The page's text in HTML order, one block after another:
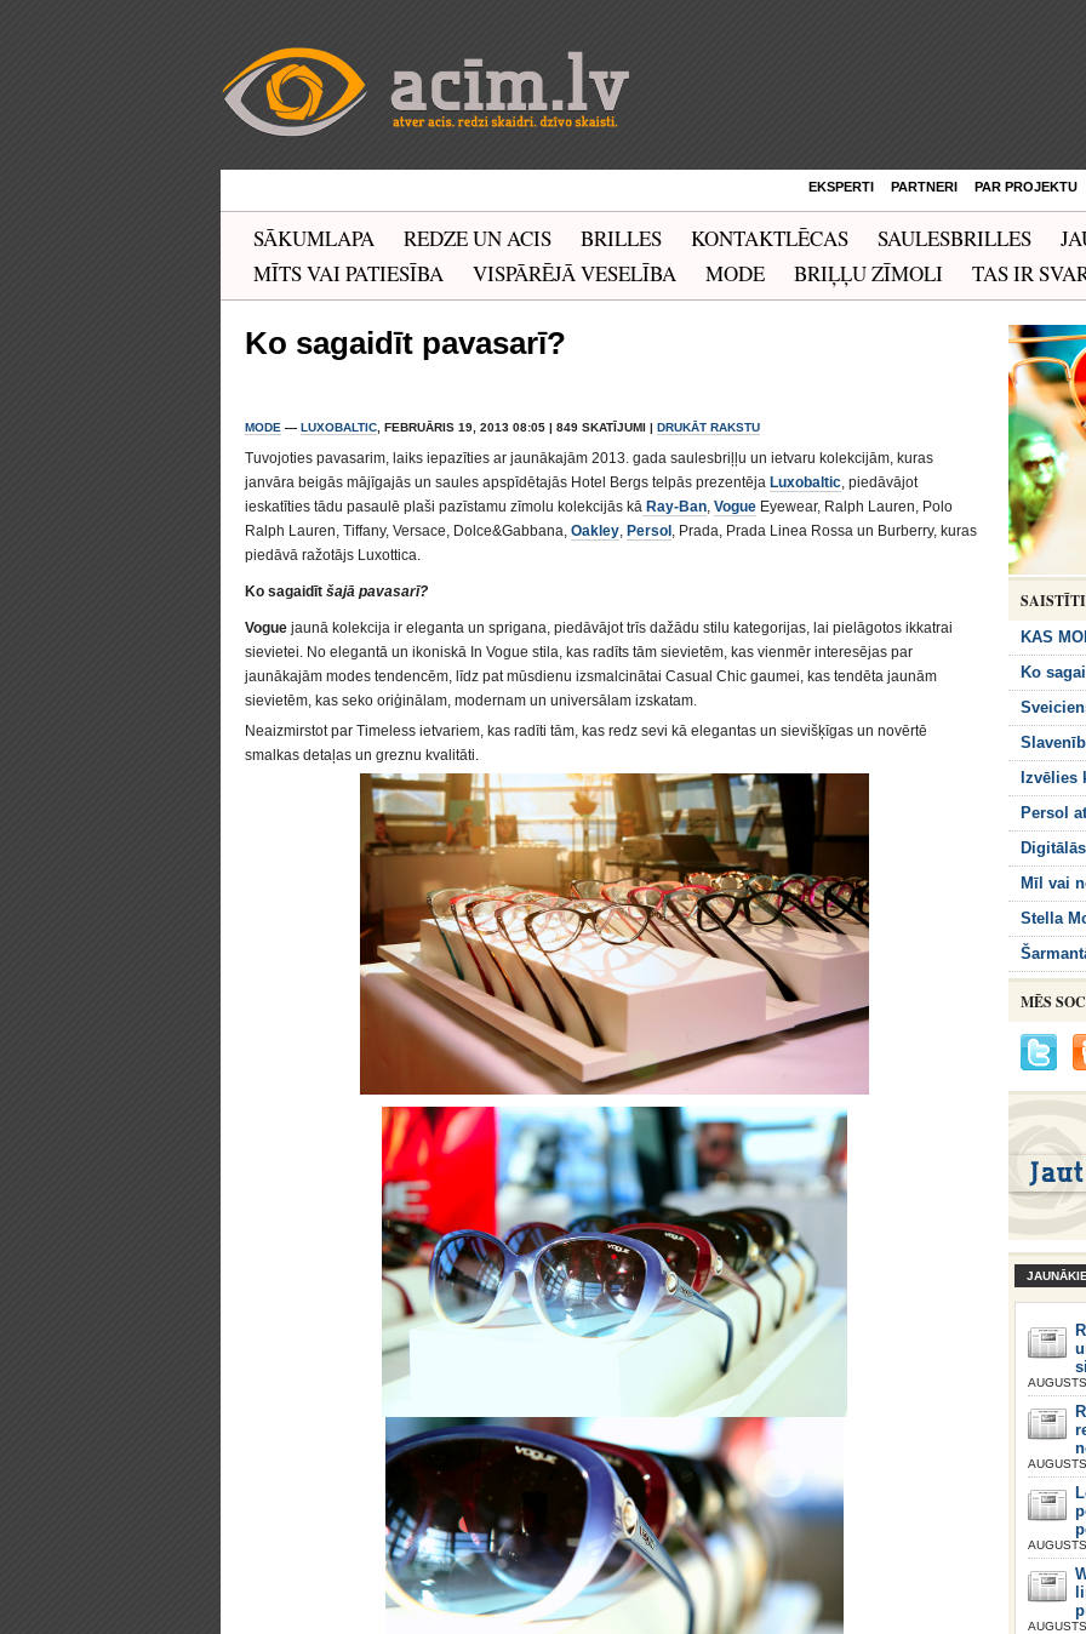
EKSPERTI PARTNERI PAR PROJEKTU
SĀKUMLAPA REDZE UN ACIS BRILLES KONTAKTLĒCAS SAULESBRILLES
MĪTS VAI PATIESĪBA
VISPĀRĒJĀ VESELĪBA MODE BRIĻĻU ZĪMOLI TAS IR
Ko sagaidīt pavasarī?
MODE — LUXOBALTIC , FEBRUĀRIS 19, 2013 08:05 | 849 SKATĪJUMI | DRUKĀT RAKSTU
Tuvojoties pavasarim, laiks iepazīties ar jaunākajām 2013. gada saulesbriļļu un ietvaru kolekcijām, kuras
janvāra beigās mājīgajās un saules apspīdētajās Hotel Bergs telpās prezentēja Luxobaltic, piedāvājot
ieskatīties tādu pasaulē plaši pazīstamu zīmolu kolekcijās kā Ray-Ban, Vogue Eyewear, Ralph Lauren, Polo
Ralph Lauren, Tiffany, Versace, Dolce&Gabbana, Oakley, Persol , Prada, Prada Linea Rossa un Burberry, kuras
piedāvā ražotājs Luxottica.
Ko sagaidīt šajā pavasarī?
Vogue jaunā kolekcija ir eleganta un sprigana, piedāvājot trīs dažādu stilu kategorijas, lai pielāgotos ikkatrai
sievietei. No elegantā un ikoniskā In Vogue stila, kas radīts tām sievietēm, kas vienmēr interesējas par
jaunākajām modes tendencēm, līdz pat mūsdienu izsmalcinātai Casual Chic gaumei, kas tendēta jaunām
sievietēm, kas seko oriģinālam, modernam un universālam izskatam.
Neaizmirstot par Timeless ietvariem, kas radīti tām, kas redz sevi kā elegantas un sievišķīgas un novērtē
smalkas detaļas un greznu kvalitāti.
KAS
Ko
Izvēlies
Persol
Mīl vai
Stella
MĒS